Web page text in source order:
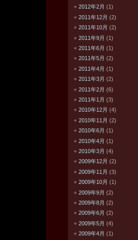
2012年2月 (1)
2011年12月 (2)
2011年10月 (2)
2011年9月 (1)
2011年6月 (1)
2011年5月 (2)
2011年4月 (1)
2011年3月 (2)
2011年2月 (6)
2011年1月 (3)
2010年12月 (4)
2010年11月 (2)
2010年6月 (1)
2010年4月 (1)
2010年3月 (4)
2009年12月 (2)
2009年11月 (3)
2009年10月 (1)
2009年9月 (2)
2009年8月 (2)
2009年6月 (2)
2009年5月 (4)
2009年4月 (1)